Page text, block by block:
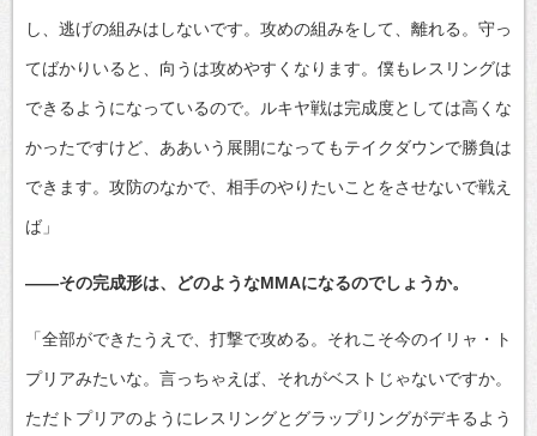
し、逃げの組みはしないです。攻めの組みをして、離れる。守っ
てばかりいると、向うは攻めやすくなります。僕もレスリングは
できるようになっているので。ルキヤ戦は完成度としては高くな
かったですけど、ああいう展開になってもテイクダウンで勝負は
できます。攻防のなかで、相手のやりたいことをさせないで戦え
ば」
――その完成形は、どのようなMMAになるのでしょうか。
「全部ができたうえで、打撃で攻める。それこそ今のイリャ・ト
プリアみたいな。言っちゃえば、それがベストじゃないですか。
ただトプリアのようにレスリングとグラップリングがデキるよう